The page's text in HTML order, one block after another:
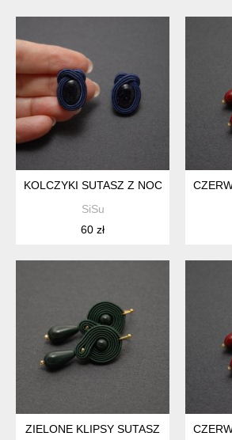
KOLCZYKI SUTASZ Z NOCĄ KAIRU
SiSu
60 zł
ZIELONE KLIPSY SUTASZ